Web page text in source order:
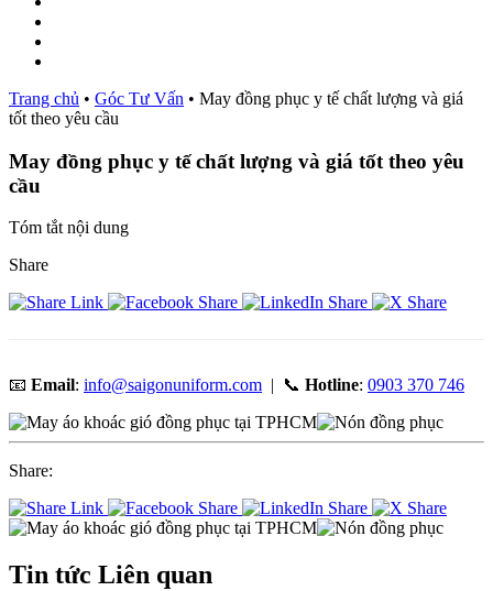
Trang chủ • Góc Tư Vấn • May đồng phục y tế chất lượng và giá
tốt theo yêu cầu
May đồng phục y tế chất lượng và giá tốt theo yêu
cầu
Tóm tắt nội dung
Share
📧 Email: info@saigonuniform.com | 📞 Hotline: 0903 370 746
Share:
Tin tức Liên quan